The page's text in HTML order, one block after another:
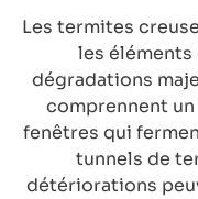
Les termites
les
dégradations
comprennent
fenêtres qui
tunnels de
détériorations